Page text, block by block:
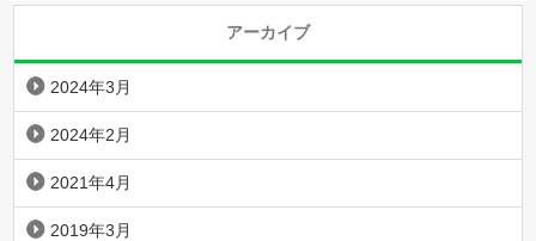
アーカイブ
2024年3月
2024年2月
2021年4月
2019年3月